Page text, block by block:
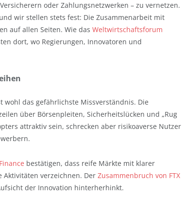
oder Zahlungsnetzwerken – zu vernetzen.
wir stellen stets fest: Die Zusammenarbeit mit
auf allen Seiten. Wie das Weltwirtschaftsforum
dort, wo Regierungen, Innovatoren und
das gefährlichste Missverständnis. Die
über Börsenpleiten, Sicherheitslücken und „Rug
attraktiv sein, schrecken aber risikoaverse Nutzer
bestätigen, dass reife Märkte mit klarer
verzeichnen. Der Zusammenbruch von FTX
der Innovation hinterherhinkt.